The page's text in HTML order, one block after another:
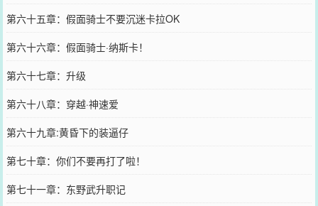
第六十五章：假面骑士不要沉迷卡拉OK
第六十六章：假面骑士·纳斯卡！
第六十七章：升级
第六十八章：穿越·神速爱
第六十九章:黄昏下的装逼仔
第七十章：你们不要再打了啦！
第七十一章：东野武升职记